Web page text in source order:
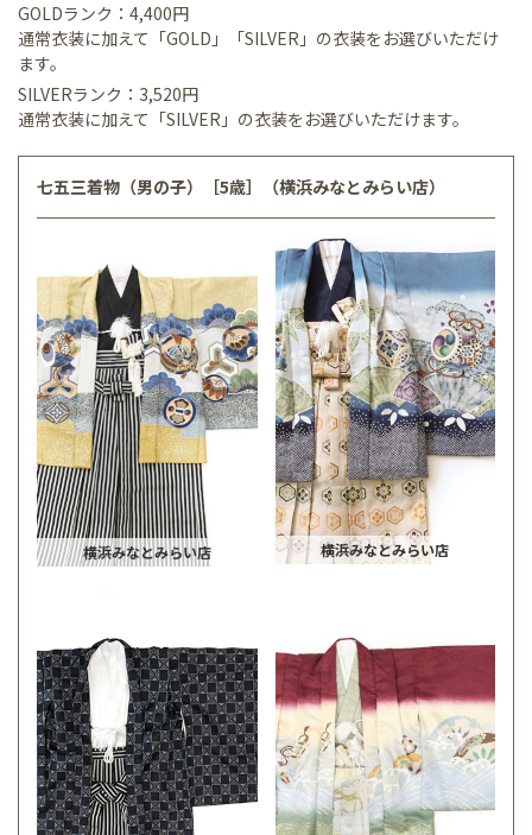
GOLDランク：4,400円
通常衣装に加えて「GOLD」「SILVER」の衣装をお選びいただけ
ます。
SILVERランク：3,520円
通常衣装に加えて「SILVER」の衣装をお選びいただけます。
七五三着物（男の子）［5歳］（横浜みなとみらい店）
横浜みなとみらい店 横浜みなとみらい店